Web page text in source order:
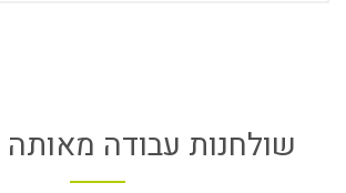
שולחנות עבודה